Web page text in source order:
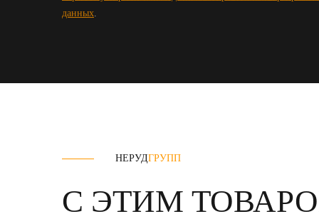
данных.
НЕРУДГРУПП
С ЭТИМ